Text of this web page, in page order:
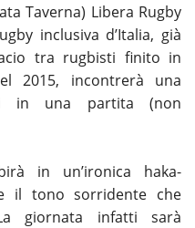
Taverna) Libera Rugby
inclusiva d’Italia, già
tra rugbisti finito in
2015, incontrerà una
in una partita (non
in un’ironica haka-
il tono sorridente che
giornata infatti sarà